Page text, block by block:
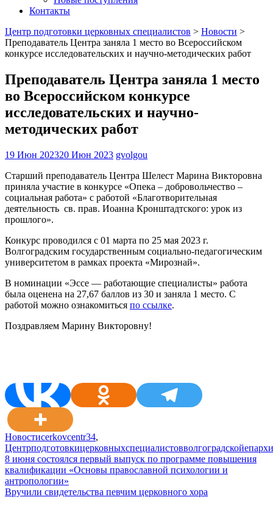
Контакты
Центр подготовки церковных специалистов > Новости >
Преподаватель Центра заняла 1 место во Всероссийском
конкурсе исследовательских и научно-методических работ
Преподаватель Центра заняла 1 место
во Всероссийском конкурсе
исследовательских и научно-
методических работ
19 Июн 202320 Июн 2023 gvolgou
Старший преподаватель Центра Шелест Марина Викторовна
приняла участие в конкурсе «Опека – добровольчество –
социальная работа» с работой «Благотворительная
деятельность св. прав. Иоанна Кронштадтского: урок из
прошлого».
Конкурс проводился c 01 марта по 25 мая 2023 г.
Волгоградским государственным социально-педагогическим
университетом в рамках проекта «Мирознай».
В номинации «Эссе — работающие специалисты» работа
была оценена на 27,67 баллов из 30 и заняла 1 место. С
работой можно ознакомиться по ссылке.
Поздравляем Марину Викторовну!
Новостиcerkovcentr34,
Навигация
по
записям
8 июня состоялся первый выпуск по программе повышения
квалификации «Основы православной психологии и
антропологии»
Вручили свидетельства певчим церковного хора